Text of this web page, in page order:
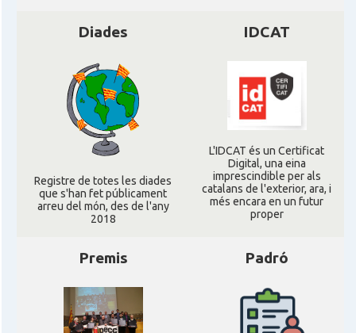
Diades
Registre de totes les diades
que s'han fet públicament
arreu del món, des de l'any
2018
IDCAT
L'IDCAT és un Certificat
Digital, una eina
imprescindible per als
catalans de l'exterior, ara, i
més encara en un futur
proper
Premis Padró